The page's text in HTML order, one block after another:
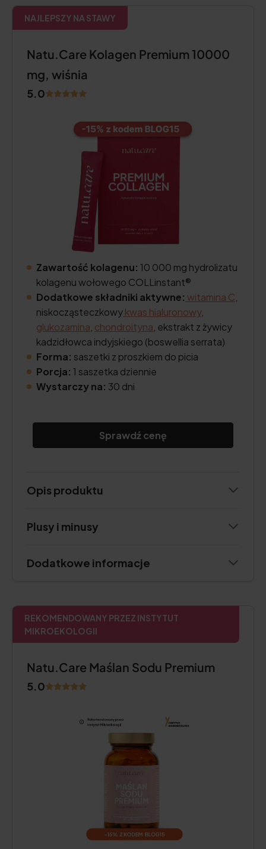
NAJLEPSZY NA STAWY
Natu.Care Kolagen Premium 10000
mg, wiśnia
5.0
Zawartość kolagenu: 10 000 mg hydrolizatu
kolagenu wołowego COLLinstant®
Dodatkowe składniki aktywne: witamina C
niskocząsteczkowykwas hialuronowy,
glukozamina chondroityna , ekstrakt z żywicy
kadzidłowca indyjskiego (boswellia serrata)
Forma: saszetki z proszkiem do picia
Porcja: 1 saszetka dziennie
Wystarczy na: 30 dni
Sprawdź cenę
Opis produktu
Plusy i minusy
Dodatkowe informacje
REKOMENDOWANY PRZEZ INSTYTUT
MIKROEKOLOGII
Natu.Care Maślan Sodu Premium
5.0